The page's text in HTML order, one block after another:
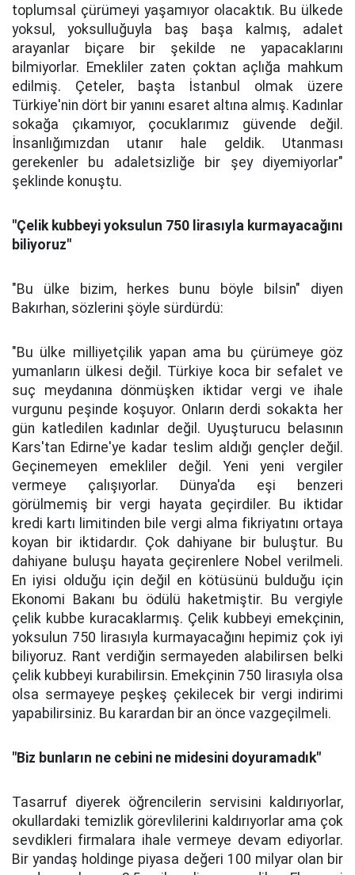
toplumsal çürümeyi yaşamıyor olacaktık. Bu ülkede
yoksul, yoksulluğuyla baş başa kalmış, adalet
arayanlar biçare bir şekilde ne yapacaklarını
bilmiyorlar. Emekliler zaten çoktan açlığa mahkum
edilmiş. Çeteler, başta İstanbul olmak üzere
Türkiye'nin dört bir yanını esaret altına almış. Kadınlar
sokağa çıkamıyor, çocuklarımız güvende değil.
İnsanlığımızdan utanır hale geldik. Utanması
gerekenler bu adaletsizliğe bir şey diyemiyorlar"
şeklinde konuştu.
"Çelik kubbeyi yoksulun 750 lirasıyla kurmayacağını
biliyoruz"
"Bu ülke bizim, herkes bunu böyle bilsin" diyen
Bakırhan, sözlerini şöyle sürdürdü:
"Bu ülke milliyetçilik yapan ama bu çürümeye göz
yumanların ülkesi değil. Türkiye koca bir sefalet ve
suç meydanına dönmüşken iktidar vergi ve ihale
vurgunu peşinde koşuyor. Onların derdi sokakta her
gün katledilen kadınlar değil. Uyuşturucu belasının
Kars'tan Edirne'ye kadar teslim aldığı gençler değil.
Geçinemeyen emekliler değil. Yeni yeni vergiler
vermeye çalışıyorlar. Dünya'da eşi benzeri
görülmemiş bir vergi hayata geçirdiler. Bu iktidar
kredi kartı limitinden bile vergi alma fikriyatını ortaya
koyan bir iktidardır. Çok dahiyane bir buluştur. Bu
dahiyane buluşu hayata geçirenlere Nobel verilmeli.
En iyisi olduğu için değil en kötüsünü bulduğu için
Ekonomi Bakanı bu ödülü haketmiştir. Bu vergiyle
çelik kubbe kuracaklarmış. Çelik kubbeyi emekçinin,
yoksulun 750 lirasıyla kurmayacağını hepimiz çok iyi
biliyoruz. Rant verdiğin sermayeden alabilirsen belki
çelik kubbeyi kurabilirsin. Emekçinin 750 lirasıyla olsa
olsa sermayeye peşkeş çekilecek bir vergi indirimi
yapabilirsiniz. Bu karardan bir an önce vazgeçilmeli.
"Biz bunların ne cebini ne midesini doyuramadık"
Tasarruf diyerek öğrencilerin servisini kaldırıyorlar,
okullardaki temizlik görevlilerini kaldırıyorlar ama çok
sevdikleri firmalara ihale vermeye devam ediyorlar.
Bir yandaş holdinge piyasa değeri 100 milyar olan bir